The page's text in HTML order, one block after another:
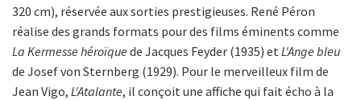
320 cm), réservée aux sorties prestigieuses. René Péron
réalise des grands formats pour des films éminents comme
La Kermesse héroïque de Jacques Feyder (1935) et L'Ange bleu
de Josef von Sternberg (1929). Pour le merveilleux film de
Jean Vigo, L'Atalante, il conçoit une affiche qui fait écho à la